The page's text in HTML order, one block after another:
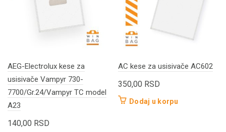
AEG-Electrolux kese za
usisivače Vampyr 730-
7700/Gr.24/Vampyr TC model
A23
140,00 RSD
AC kese za usisivače AC602
350,00 RSD
Dodaj u korpu